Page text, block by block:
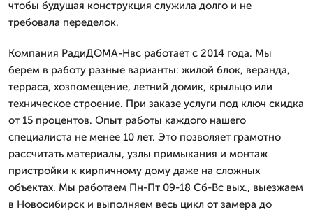
чтобы будущая конструкция служила долго и не
требовала переделок.
Компания РадиДОМА-Нвс работает с 2014 года. Мы
берем в работу разные варианты: жилой блок, веранда,
терраса, хозпомещение, летний домик, крыльцо или
техническое строение. При заказе услуги под ключ скидка
от 15 процентов. Опыт работы каждого нашего
специалиста не менее 10 лет. Это позволяет грамотно
рассчитать материалы, узлы примыкания и монтаж
пристройки к кирпичному дому даже на сложных
объектах. Мы работаем Пн-Пт 09-18 Сб-Вс вых., выезжаем
в Новосибирск и выполняем весь цикл от замера до